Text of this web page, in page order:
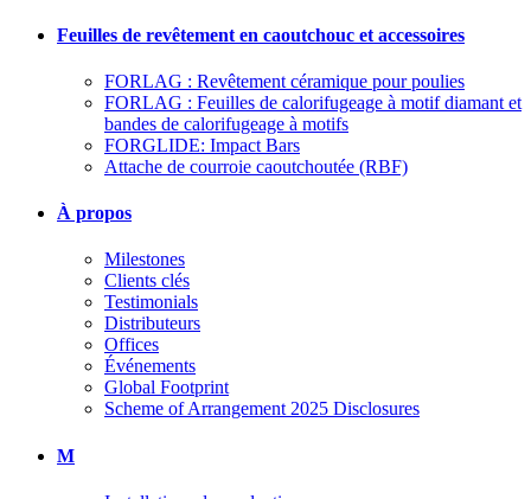
Feuilles de revêtement en caoutchouc et accessoires
FORLAG : Revêtement céramique pour poulies
FORLAG : Feuilles de calorifugeage à motif diamant et
bandes de calorifugeage à motifs
FORGLIDE: Impact Bars
Attache de courroie caoutchoutée (RBF)
À propos
Milestones
Clients clés
Testimonials
Distributeurs
Offices
Événements
Global Footprint
Scheme of Arrangement 2025 Disclosures
M